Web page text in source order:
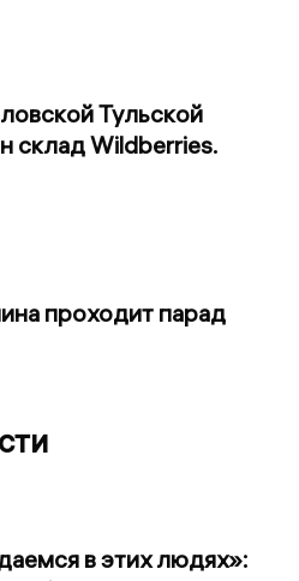
Тульской
склад Wildberries.
проходит парад
в этих людях»: